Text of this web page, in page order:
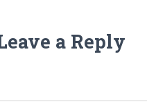
a Reply